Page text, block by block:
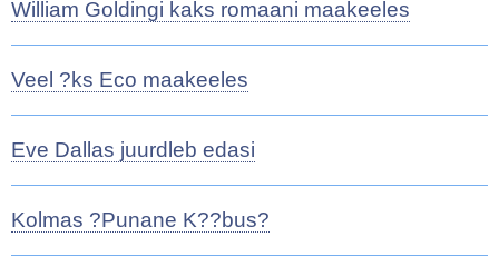
William Goldingi kaks romaani maakeeles
Veel ?ks Eco maakeeles
Eve Dallas juurdleb edasi
Kolmas ?Punane K??bus?